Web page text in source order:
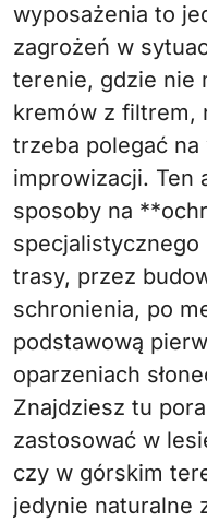
wyposażenia to
zagrożeń w
terenie, gdzie nie
kremów z filtrem,
trzeba polegać
improwizacji. Ten
sposoby na
trasy, przez
schronienia, po
podstawową
oparzeniach
Znajdziesz tu
zastosować w
czy w górskim
jedynie naturalne